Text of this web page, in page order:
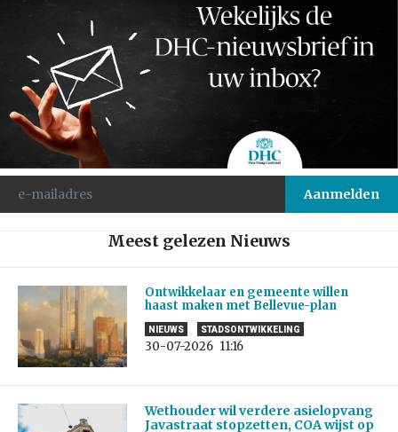
Meest gelezen Nieuws
Ontwikkelaar en gemeente willen
haast maken met Bellevue-plan
NIEUWS STADSONTWIKKELING
30-07-2026 11:16
Wethouder wil verdere asielopvang
Javastraat stopzetten, COA wijst op